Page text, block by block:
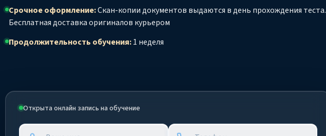
Срочное оформление:Скан-копии документов выдаются в день прохождения теста.
Бесплатная доставка оригиналов курьером
Продолжительность обучения:1 неделя
Открыта онлайн запись на обучение